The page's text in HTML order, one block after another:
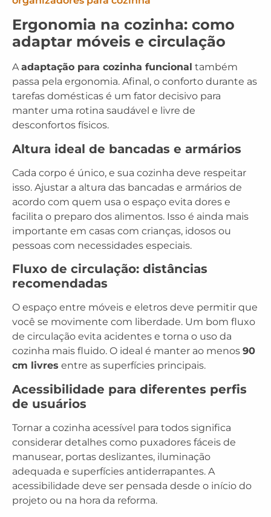
Ergonomia na cozinha: como
adaptar móveis e circulação
Aadaptação para cozinha funcional também
passa pela ergonomia. Afinal, o conforto durante as
tarefas domésticas é um fator decisivo para
manter uma rotina saudável e livre de
desconfortos físicos.
Altura ideal de bancadas e armários
Cada corpo é único, e sua cozinha deve respeitar
isso. Ajustar a altura das bancadas e armários de
acordo com quem usa o espaço evita dores e
facilita o preparo dos alimentos. Isso é ainda mais
importante em casas com crianças, idosos ou
pessoas com necessidades especiais.
Fluxo de circulação: distâncias
recomendadas
O espaço entre móveis e eletros deve permitir que
você se movimente com liberdade. Um bom fluxo
de circulação evita acidentes e torna o uso da
cozinha mais fluido. O ideal é manter ao menos 90
cm livres entre as superfícies principais.
Acessibilidade para diferentes perfis
de usuários
Tornar a cozinha acessível para todos significa
considerar detalhes como puxadores fáceis de
manusear, portas deslizantes, iluminação
adequada e superfícies antiderrapantes. A
acessibilidade deve ser pensada desde o início do
projeto ou na hora da reforma.